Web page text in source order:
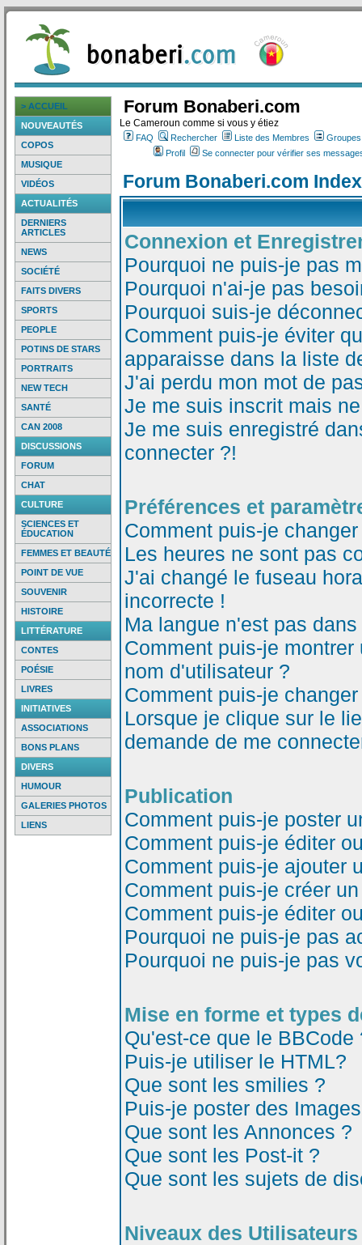
> ACCUEIL
NOUVEAUTÉS
COPOS
MUSIQUE
VIDÉOS
ACTUALITÉS
DERNIERS
ARTICLES
NEWS
SOCIÉTÉ
FAITS DIVERS
SPORTS
PEOPLE
POTINS DE STARS
PORTRAITS
NEW TECH
SANTÉ
CAN 2008
DISCUSSIONS
FORUM
CHAT
CULTURE
SCIENCES ET
ÉDUCATION
FEMMES ET BEAUTÉ
POINT DE VUE
SOUVENIR
HISTOIRE
LITTÉRATURE
CONTES
POÉSIE
LIVRES
INITIATIVES
ASSOCIATIONS
BONS PLANS
DIVERS
HUMOUR
GALERIES PHOTOS
LIENS
Forum Bonaberi.com
Le Cameroun comme si vous y étiez
FAQ Rechercher Liste des Membres
Profil
Se connecter pour vérifier ses
Forum Bonaberi.com
Connexion et
Pourquoi ne puis-je pas
Pourquoi n'ai-je pas
Pourquoi suis-je
Comment puis-je éviter
apparaisse dans la liste
J'ai perdu mon mot de
Je me suis inscrit mais
Je me suis enregistré
connecter ?!
Préférences et
Comment puis-je
Les heures ne sont pas
J'ai changé le fuseau
incorrecte !
Ma langue n'est pas
Comment puis-je
nom d'utilisateur ?
Comment puis-je
Lorsque je clique sur le
demande de me
Publication
Comment puis-je poster
Comment puis-je éditer
Comment puis-je ajouter
Comment puis-je créer
Comment puis-je éditer
Pourquoi ne puis-je pas
Pourquoi ne puis-je pas
Mise en forme et types
Qu'est-ce que le BBCode
Puis-je utiliser le HTML?
Que sont les smilies ?
Puis-je poster des
Que sont les Annonces ?
Que sont les Post-it ?
Que sont les sujets de
Niveaux des